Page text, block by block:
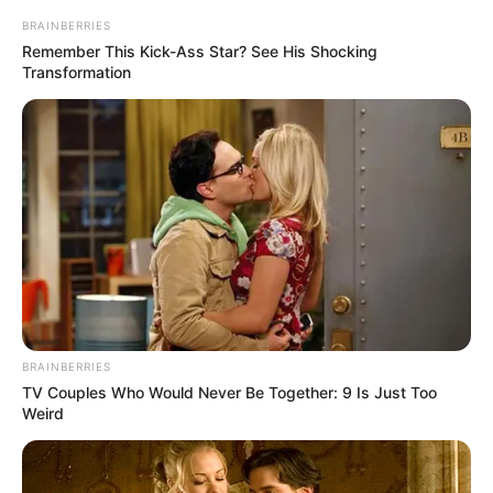
BRAINBERRIES
Remember This Kick-Ass Star? See His Shocking
Transformation
BRAINBERRIES
TV Couples Who Would Never Be Together: 9 Is Just Too
Weird